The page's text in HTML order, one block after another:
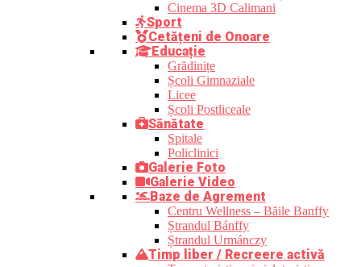
Cinema 3D Calimani
Sport
Cetățeni de Onoare
Educație
Grădinițe
Școli Gimnaziale
Licee
Școli Postliceale
Sănătate
Spitale
Policlinici
Galerie Foto
Galerie Video
Baze de Agrement
Centru Wellness – Băile Banffy
Ștrandul Bánffy
Ștrandul Urmánczy
Timp liber / Recreere activă